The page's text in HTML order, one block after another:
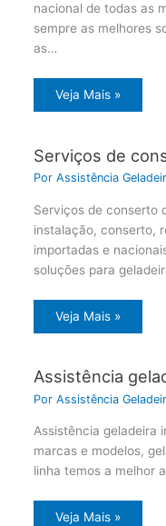
nacional de todas as
sempre as melhores
as…
Veja Mais »
Serviços de
Por Assistência
Serviços de conserto
instalação, conserto,
importadas e
soluções para
Veja Mais »
Assistência
Por Assistência
Assistência geladeira
marcas e modelos,
linha temos a melhor
Veja Mais »